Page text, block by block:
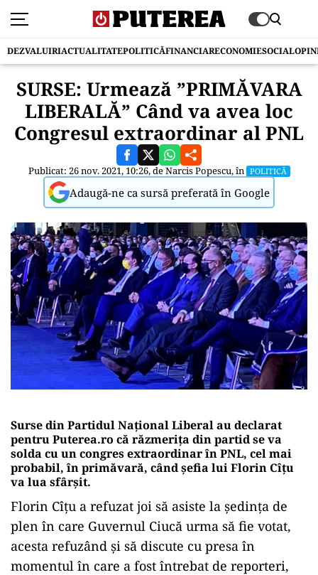
DEZVALUIRIACTUALITATEPOLITICĂFINANCIARECONOMIESOCIAL
SURSE: Urmează ”PRIMĂVARA
LIBERALĂ” Când va avea loc
Congresul extraordinar al PNL
Publicat: 26 nov. 2021, 10:26, deNarcis Popescu, în POLITICĂ
Adaugă-ne ca sursă preferată în Google
Surse din Partidul Național Liberal au declarat
pentru Puterea.ro că răzmerița din partid se va
solda cu un congres extraordinar în PNL, cel mai
probabil, în primăvară, când șefia lui Florin Cîțu
va lua sfârșit.
Florin Cîțu a refuzat joi să asiste la ședința de
plen în care Guvernul Ciucă urma să fie votat,
acesta refuzând și să discute cu presa în
momentul în care a fost întrebat de reporteri,